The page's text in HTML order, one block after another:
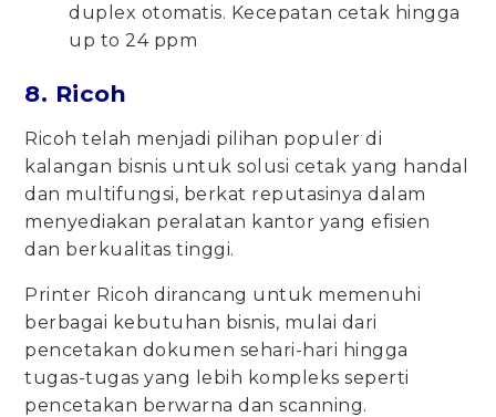
duplex otomatis. Kecepatan cetak hingga
up to 24 ppm
8. Ricoh
Ricoh telah menjadi pilihan populer di
kalangan bisnis untuk solusi cetak yang handal
dan multifungsi, berkat reputasinya dalam
menyediakan peralatan kantor yang efisien
dan berkualitas tinggi.
Printer Ricoh dirancang untuk memenuhi
berbagai kebutuhan bisnis, mulai dari
pencetakan dokumen sehari-hari hingga
tugas-tugas yang lebih kompleks seperti
pencetakan berwarna dan scanning.